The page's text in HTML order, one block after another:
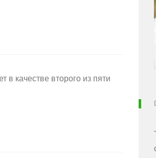
в качестве второго из пяти